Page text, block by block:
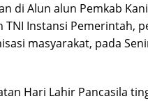
di Alun alun Pemkab
TNI Instansi Pemerintah,
masyarakat, pada
Hari Lahir Pancasila